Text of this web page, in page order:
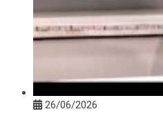
26/06/2026